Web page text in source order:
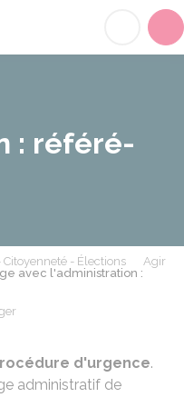
: référé-
Citoyenneté - Élections
Agir
avec l'administration :
d'urgence.
administratif de